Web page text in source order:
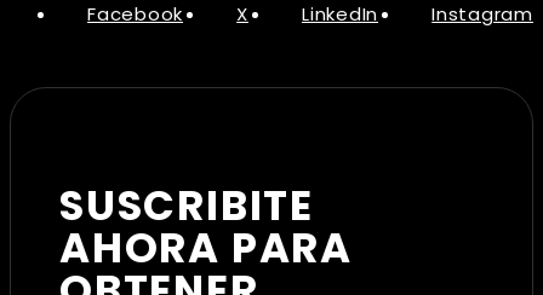
Facebook X LinkedIn Instagram
SUSCRIBITE
AHORA PARA